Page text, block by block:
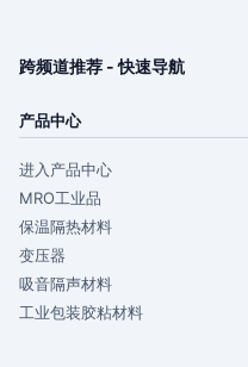
跨频道推荐 - 快速导航
产品中心
进入产品中心
MRO工业品
保温隔热材料
变压器
吸音隔声材料
工业包装胶粘材料